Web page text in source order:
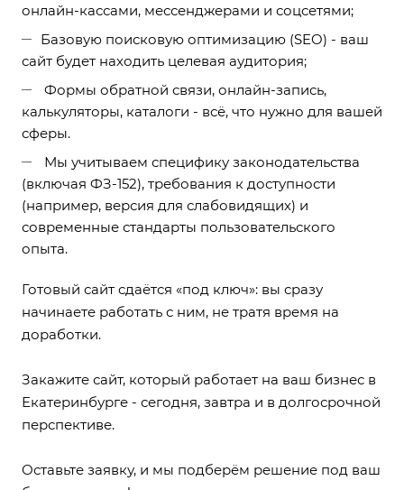
онлайн-кассами, мессенджерами и соцсетями;
Базовую поисковую оптимизацию (SEO) - ваш
сайт будет находить целевая аудитория;
Формы обратной связи, онлайн-запись,
калькуляторы, каталоги - всё, что нужно для вашей
сферы.
Мы учитываем специфику законодательства
(включая ФЗ-152), требования к доступности
(например, версия для слабовидящих) и
современные стандарты пользовательского
опыта.
Готовый сайт сдаётся «под ключ»: вы сразу
начинаете работать с ним, не тратя время на
доработки.
Закажите сайт, который работает на ваш бизнес в
Екатеринбурге - сегодня, завтра и в долгосрочной
перспективе.
Оставьте заявку, и мы подберём решение под ваш